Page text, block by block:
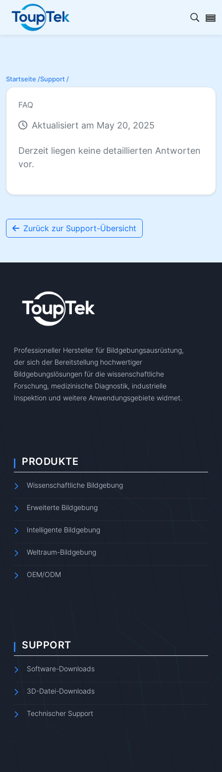
Open
Startseite /Support /
FAQ
Aktualisiert am May 20, 2025
Derzeit liegen keine detaillierten Antworten
vor.
Zurück zur Support-Übersicht
Professioneller Hersteller für Bildgebungsausrüstung,
der sich der Bereitstellung hochwertiger
Bildgebungslösungen für die wissenschaftliche
Forschung, medizinische Diagnostik, industrielle
Inspektion und weitere Anwendungsgebiete widmet.
PRODUKTE
Wissenschaftliche Bildgebung
Erweiterte Bildgebung
Intelligente Bildgebung
Weltraum-Bildgebung
OEM/ODM
SUPPORT
Software-Downloads
3D-Datei-Downloads
Technischer Support